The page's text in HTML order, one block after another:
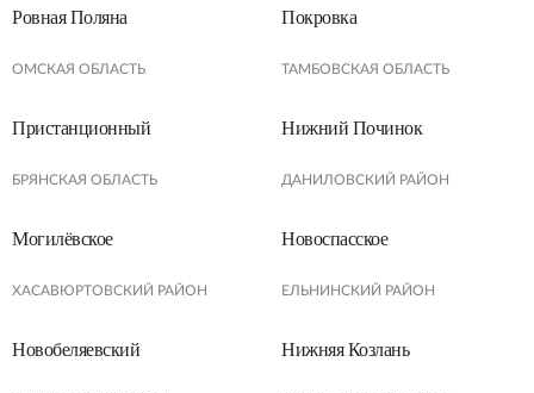
Ровная Поляна
ОМСКАЯ ОБЛАСТЬ
Покровка
ТАМБОВСКАЯ ОБЛАСТЬ
Пристанционный
БРЯНСКАЯ ОБЛАСТЬ
Нижний Починок
ДАНИЛОВСКИЙ РАЙОН
Могилёвское
ХАСАВЮРТОВСКИЙ РАЙОН
Новоспасское
ЕЛЬНИНСКИЙ РАЙОН
Новобеляевский Нижняя Козлань